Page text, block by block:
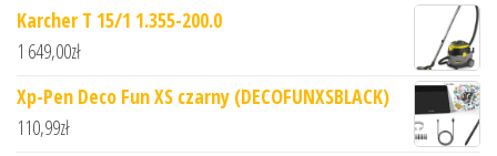
Karcher T 15/1 1.355-200.0
1 649,00zł
Xp-Pen Deco Fun XS czarny (DECOFUNXSBLACK)
110,99zł